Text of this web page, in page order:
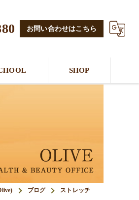
お問い合わせはこちら
SHOP
ブログ ストレッチ